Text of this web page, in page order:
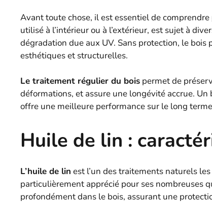
Avant toute chose, il est essentiel de
utilisé à l’intérieur ou à l’extérieur, est sujet à
dégradation due aux UV. Sans protection, le
esthétiques et structurelles.
Le traitement régulier du bois permet de
déformations, et assure une longévité accrue.
offre une meilleure performance sur le long
Huile de lin :
L’huile de lin est l’un des traitements naturels
particulièrement apprécié pour ses nombreuses
profondément dans le bois, assurant une